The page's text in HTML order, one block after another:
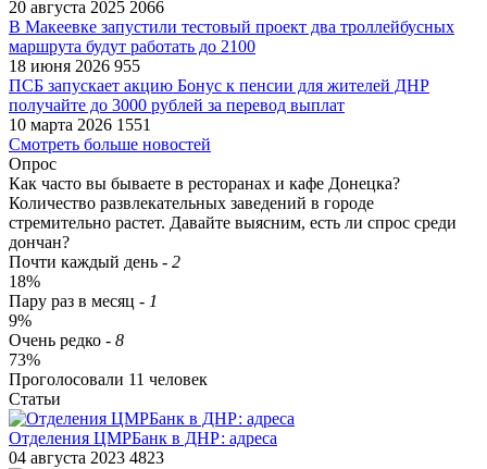
20 августа 2025 2066
В Макеевке запустили тестовый проект два троллейбусных
маршрута будут работать до 2100
18 июня 2026 955
ПСБ запускает акцию Бонус к пенсии для жителей ДНР
получайте до 3000 рублей за перевод выплат
10 марта 2026 1551
Смотреть больше новостей
Опрос
Как часто вы бываете в ресторанах и кафе Донецка?
Количество развлекательных заведений в городе
стремительно растет. Давайте выясним, есть ли спрос среди
дончан?
Почти каждый день - 2
18%
Пару раз в месяц - 1
9%
Очень редко - 8
73%
Проголосовали 11 человек
Статьи
Отделения ЦМРБанк в ДНР: адреса
04 августа 2023 4823